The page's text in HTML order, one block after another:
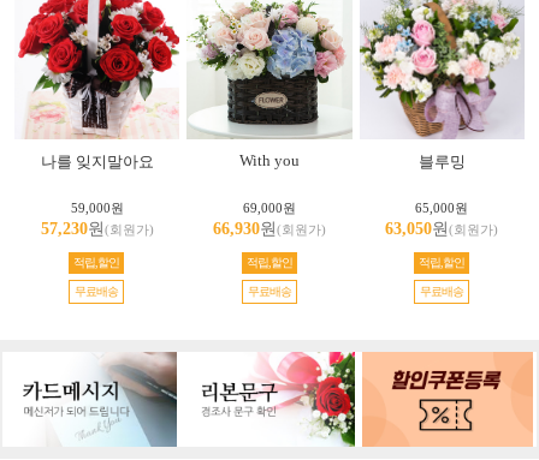
나를 잊지말아요
59,000원
57,230원(회원가)
적립,할인
무료배송
With you
69,000원
66,930원(회원가)
적립,할인
무료배송
블루밍
65,000원
63,050원(회원가)
적립,할인
무료배송